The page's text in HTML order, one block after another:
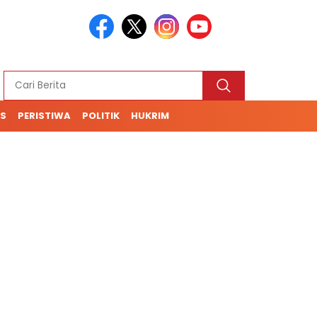
PERISTIWA POLITIK HUKRIM